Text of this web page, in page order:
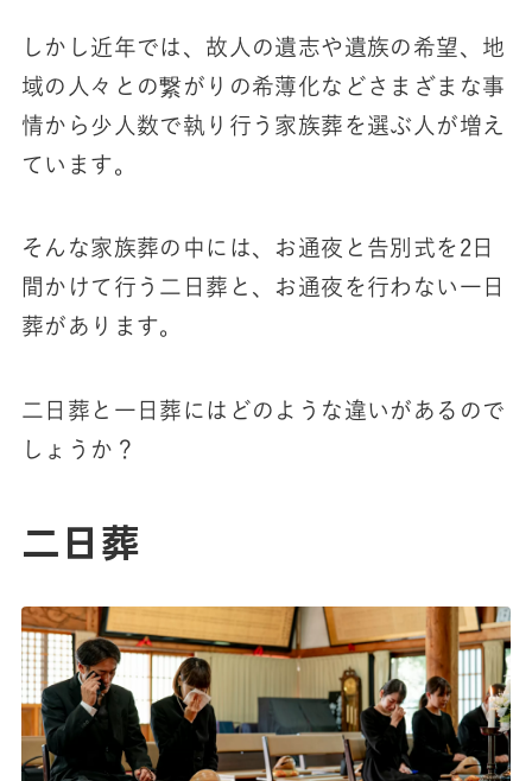
しかし近年では、故人の遺志や遺族の希望、地
域の人々との繋がりの希薄化などさまざまな事
情から少人数で執り行う家族葬を選ぶ人が増え
ています。
そんな家族葬の中には、お通夜と告別式を2日
間かけて行う二日葬と、お通夜を行わない一日
葬があります。
二日葬と一日葬にはどのような違いがあるので
しょうか？
二日葬